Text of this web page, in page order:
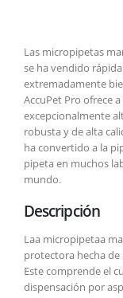
Las micropipetas
se ha vendido
extremadamente
AccuPet Pro ofrece
excepcionalmente
robusta y de alta
ha convertido a la
pipeta en muchos
mundo.
Descripción
Laa micropipetaa
protectora hecha de
Este comprende el
dispensación por